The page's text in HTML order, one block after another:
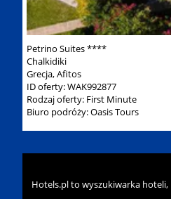
Petrino Suites ****
Chalkidiki
Grecja, Afitos
ID oferty: WAK992877
Rodzaj oferty: First Minute
Biuro podróży: Oasis Tours
Hotels.pl to wyszukiwarka